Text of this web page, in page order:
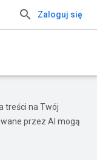
Zaloguj się
treści na Twój
przez AI mogą